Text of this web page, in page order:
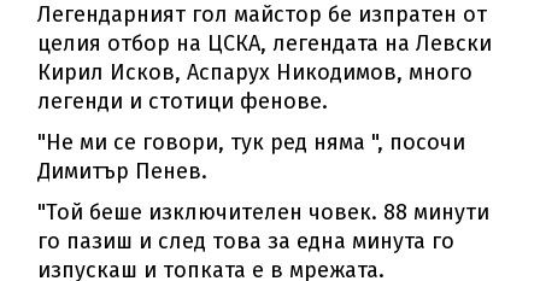
Легендарният гол майстор бе изпратен от
целия отбор на ЦСКА, легендата на Левски
Кирил Исков, Аспарух Никодимов, много
легенди и стотици фенове.
"Не ми се говори, тук ред няма ", посочи
Димитър Пенев.
"Той беше изключителен човек. 88 минути
го пазиш и след това за една минута го
изпускаш и топката е в мрежата.